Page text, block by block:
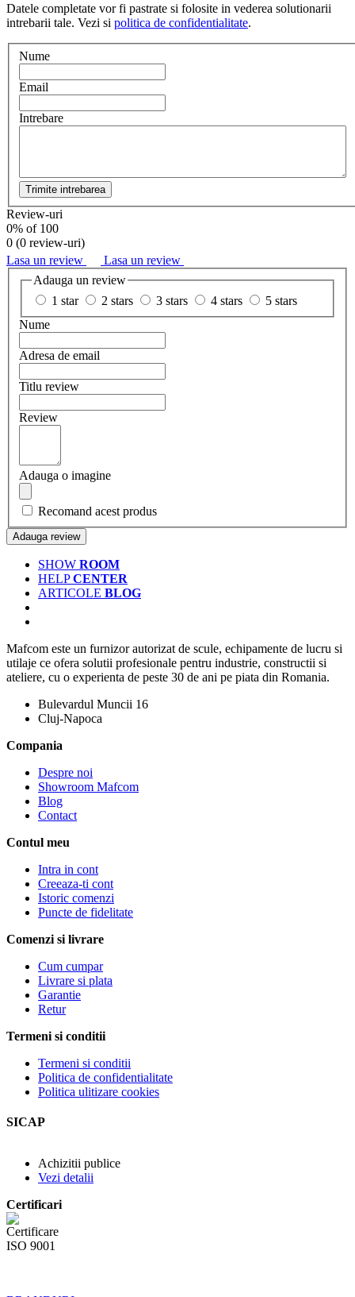
Datele completate vor fi pastrate si folosite in vederea solutionarii
intrebarii tale. Vezi si politica de confidentialitate.
Nume
Email
Intrebare
Trimite intrebarea
Review-uri
0% of 100
0 (0 review-uri)
Lasa un review
Lasa un review
Adauga un review
1 star
2 stars 3 stars 4 stars
5 stars
Nume
Adresa de email
Titlu review
Review
Adauga o imagine
Recomand acest produs
Adauga review
SHOW ROOM
HELP CENTER
ARTICOLE BLOG
Mafcom este un furnizor autorizat de scule, echipamente de lucru si
utilaje ce ofera solutii profesionale pentru industrie, constructii si
ateliere, cu o experienta de peste 30 de ani pe piata din Romania.
Bulevardul Muncii 16
Cluj-Napoca
Compania
Despre noi
Showroom Mafcom
Blog
Contact
Contul meu
Intra in cont
Creeaza-ti cont
Istoric comenzi
Puncte de fidelitate
Comenzi si livrare
Cum cumpar
Livrare si plata
Garantie
Retur
Termeni si conditii
Termeni si conditii
Politica de confidentialitate
Politica ulitizare cookies
SICAP
Achizitii publice
Vezi detalii
Certificari